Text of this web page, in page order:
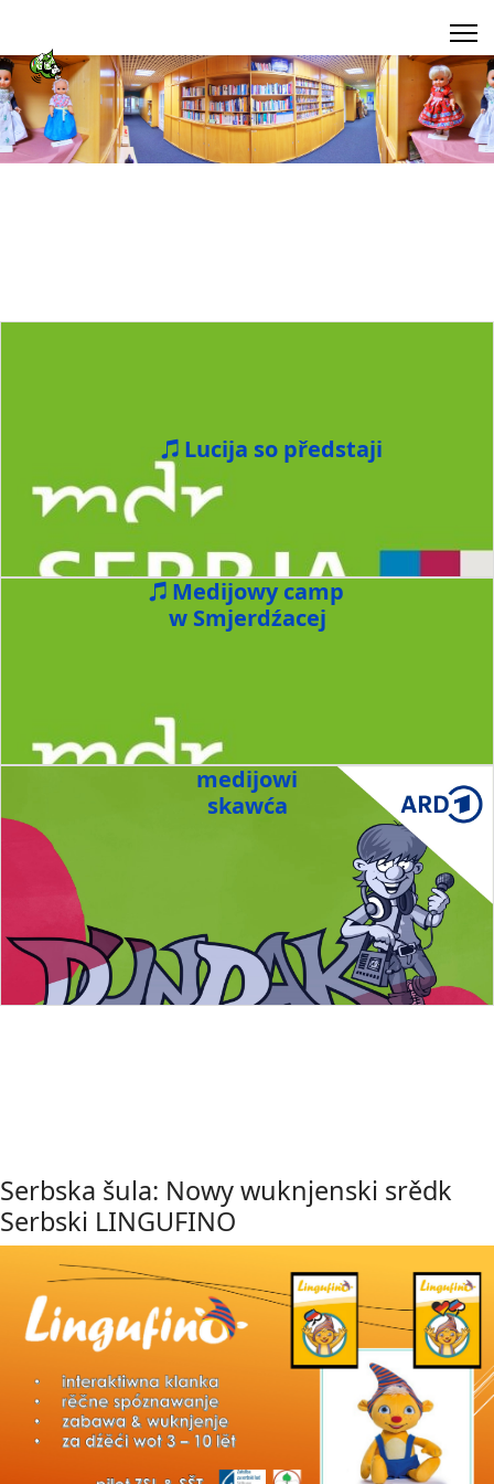
Lucija so předstaji
Medijowy camp
w Smjerdźacej
medijowi
skawća
Serbska šula: Nowy wuknjenski srědk
Serbski LINGUFINO